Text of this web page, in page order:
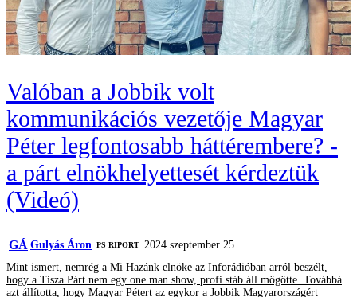
Valóban a Jobbik volt
kommunikációs vezetője Magyar
Péter legfontosabb háttérembere? -
a párt elnökhelyettesét kérdeztük
(Videó)
GÁ Gulyás Áron ‎PS RIPORT
2024 szeptember 25.
Mint ismert, nemrég a Mi Hazánk elnöke az Inforádióban arról beszélt,
hogy a Tisza Párt nem egy one man show, profi stáb áll mögötte. Továbbá
azt állította, hogy Magyar Pétert az egykor a Jobbik Magyarországért